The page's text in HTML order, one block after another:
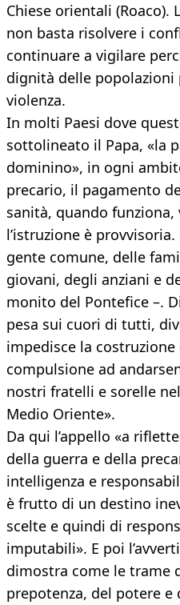
Chiese orientali (Roaco).
non basta risolvere i
continuare a vigilare
dignità delle
violenza.
In molti Paesi dove
sottolineato il Papa, «la
dominino», in ogni
precario, il pagamento
sanità, quando funziona,
l’istruzione è
gente comune, delle
giovani, degli anziani e
monito del Pontefice –.
pesa sui cuori di tutti,
impedisce la
compulsione ad
nostri fratelli e sorelle
Medio Oriente».
Da qui l’appello «a
della guerra e della
intelligenza e
è frutto di un destino
scelte e quindi di
imputabili». E poi
dimostra come le trame
prepotenza, del potere